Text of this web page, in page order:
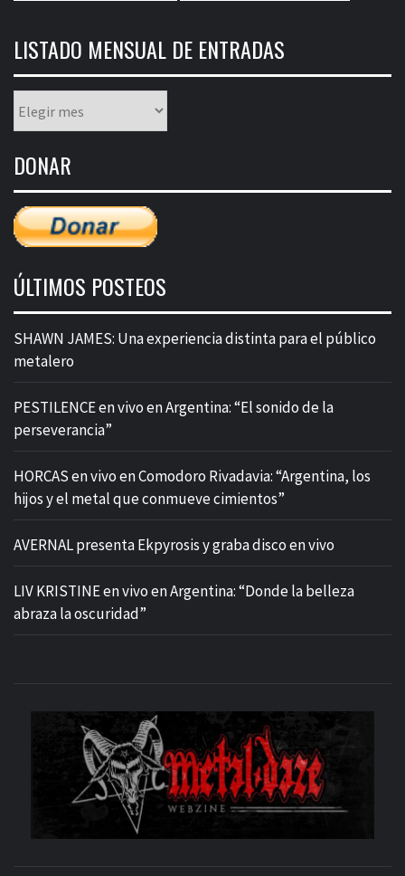
LISTADO MENSUAL DE ENTRADAS
mensual
entradas
DONAR
ÚLTIMOS POSTEOS
SHAWN JAMES: Una experiencia distinta para el público
metalero
PESTILENCE en vivo en Argentina: “El sonido de la
perseverancia”
HORCAS en vivo en Comodoro Rivadavia: “Argentina, los
hijos y el metal que conmueve cimientos”
AVERNAL presenta Ekpyrosis y graba disco en vivo
LIV KRISTINE en vivo en Argentina: “Donde la belleza
abraza la oscuridad”